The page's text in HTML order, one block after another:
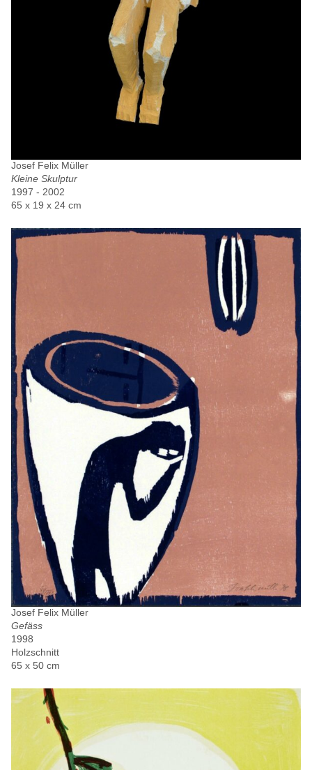
Josef Felix Müller
Kleine Skulptur
1997 - 2002
65 x 19 x 24 cm
Josef Felix Müller
Gefäss
1998
Holzschnitt
65 x 50 cm